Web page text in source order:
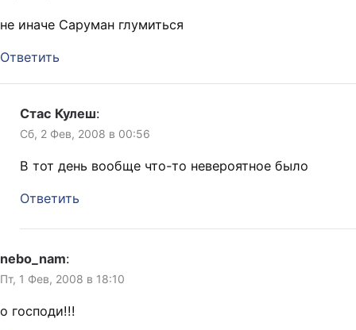
не иначе Саруман глумиться
Ответить
Стас Кулеш:
Сб, 2 Фев, 2008 в 00:56
В тот день вообще что-то невероятное было
Ответить
nebo_nam:
Пт, 1 Фев, 2008 в 18:10
о господи!!!